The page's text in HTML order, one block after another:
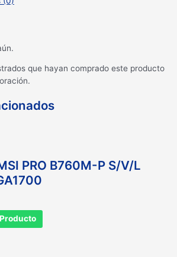
que hayan comprado este producto
PRO B760M-P S/V/L